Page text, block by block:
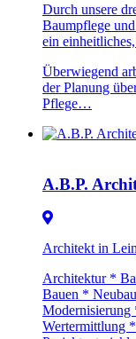
Durch unsere
Baumpflege
ein
Überwiegend
der Planung
Pflege…
A.B.P.
Architekt in
Architektur *
Bauen *
Wertermittlung